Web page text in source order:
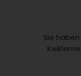
Sie